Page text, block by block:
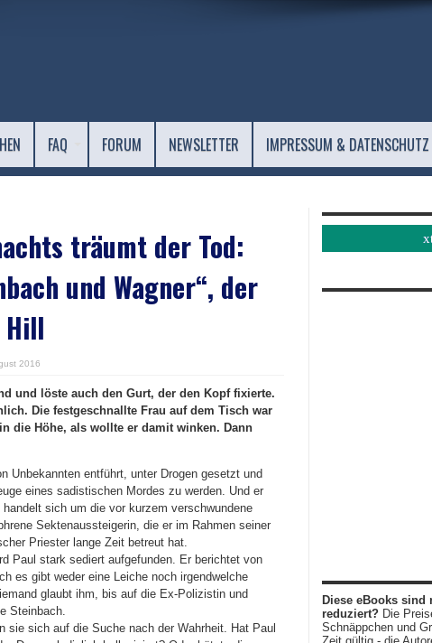
FAQ FORUM NEWSLETTER IMPRESSUM & DATENSCHUTZ
träumt der Tod:
und Wagner“, der
Hill
2016
und löste auch den Gurt, der den Kopf fixierte.
Die festgeschnallte Frau auf dem Tisch war
die Höhe, als wollte er damit winken. Dann
Unbekannten entführt, unter Drogen gesetzt und
eines sadistischen Mordes zu werden. Und er
sich um die vor kurzem verschwundene
Sektenaussteigerin, die er im Rahmen seiner
Priester lange Zeit betreut hat.
Paul stark sediert aufgefunden. Er berichtet von
es gibt weder eine Leiche noch irgendwelche
glaubt ihm, bis auf die Ex-Polizistin und
Steinbach.
sie sich auf die Suche nach der Wahrheit. Hat Paul
Diese eBooks
reduziert? Die
Schnäppchen und